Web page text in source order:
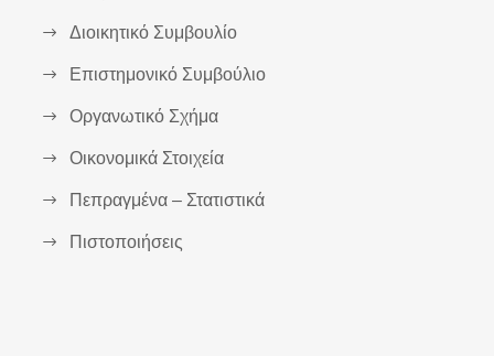
Διοικητικό Συμβουλίο
Επιστημονικό Συμβούλιο
Οργανωτικό Σχήμα
Οικονομικά Στοιχεία
Πεπραγμένα – Στατιστικά
Πιστοποιήσεις